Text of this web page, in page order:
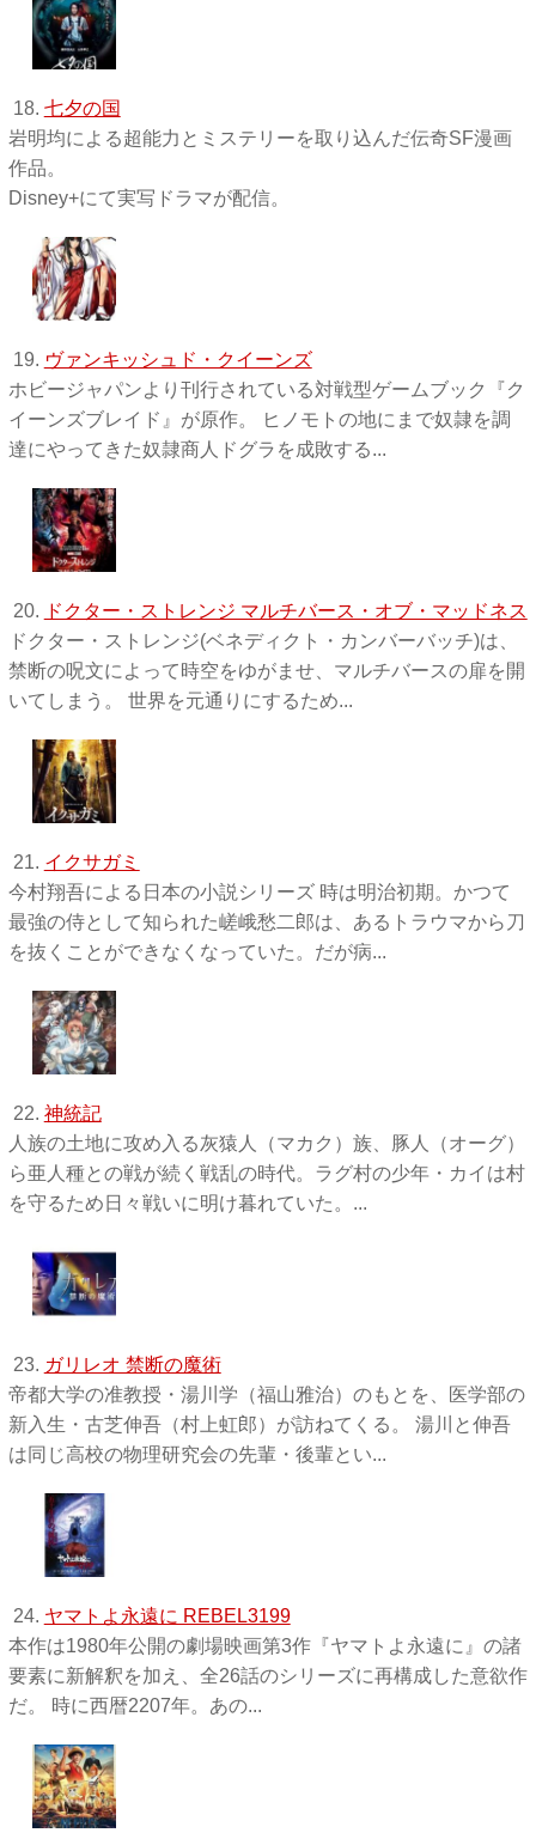
18. 七夕の国
岩明均による超能力とミステリーを取り込んだ伝奇SF漫画
作品。
Disney+にて実写ドラマが配信。
19. ヴァンキッシュド・クイーンズ
ホビージャパンより刊行されている対戦型ゲームブック『ク
イーンズブレイド』が原作。 ヒノモトの地にまで奴隷を調
達にやってきた奴隷商人ドグラを成敗する...
20. ドクター・ストレンジ マルチバース・オブ・マッドネス
ドクター・ストレンジ(ベネディクト・カンバーバッチ)は、
禁断の呪文によって時空をゆがませ、マルチバースの扉を開
いてしまう。 世界を元通りにするため...
21. イクサガミ
今村翔吾による日本の小説シリーズ 時は明治初期。かつて
最強の侍として知られた嵯峨愁二郎は、あるトラウマから刀
を抜くことができなくなっていた。だが病...
22. 神統記
人族の土地に攻め入る灰猿人（マカク）族、豚人（オーグ）
ら亜人種との戦が続く戦乱の時代。ラグ村の少年・カイは村
を守るため日々戦いに明け暮れていた。...
23. ガリレオ 禁断の魔術
帝都大学の准教授・湯川学（福山雅治）のもとを、医学部の
新入生・古芝伸吾（村上虹郎）が訪ねてくる。 湯川と伸吾
は同じ高校の物理研究会の先輩・後輩とい...
24. ヤマトよ永遠に REBEL3199
本作は1980年公開の劇場映画第3作『ヤマトよ永遠に』の諸
要素に新解釈を加え、全26話のシリーズに再構成した意欲作
だ。 時に西暦2207年。あの...